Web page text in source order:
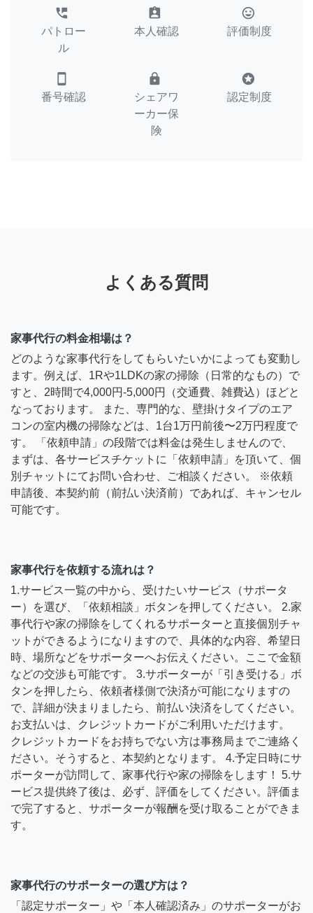
perm_phone_msg
パトロー
ル
assignment_ind
本人確認
tag_faces
評価制度
smartphone
番号確認
lock
シェアワ
ーカー保
険
stars
認定制度
よくある質問
家事代行の料金相場は？
どのような家事代行をしてもらいたいかによっても変動し
ます。例えば、1Rや1LDKの家の掃除（日常的なもの）で
すと、2時間で4,000円-5,000円（交通費、雑費込）ほどと
なっております。 また、専門的な、壁掛けタイプのエア
コンの室内機の掃除などは、1台1万円前後〜2万円程度で
す。 「依頼申請」の段階では料金は発生しませんので、
まずは、各サービスチケットに「依頼申請」を頂いて、個
別チャットにてお問い合わせ、ご相談ください。 ※依頼
申請後、本契約前（前払い決済前）であれば、キャンセル
可能です。
家事代行を依頼する流れは？
1.サービス一覧の中から、受けたいサービス（サポータ
ー）を選び、「依頼相談」ボタンを押してください。 2.家
事代行や家の掃除をしてくれるサポーターと直接個別チャ
ットができるようになりますので、具体的な内容、希望日
時、場所などをサポーターへお伝えください。ここで金額
などの交渉も可能です。 3.サポーターが「引き受ける」ボ
タンを押したら、依頼者様側で決済が可能になりますの
で、詳細が決まりましたら、前払い決済をしてください。
お支払いは、クレジットカードがご利用いただけます。
クレジットカードをお持ちでない方は事務局までご連絡く
ださい。そうすると、本契約となります。 4.予定日時にサ
ポーターが訪問して、家事代行や家の掃除をします！ 5.サ
ービス提供終了後は、必ず、評価をしてください。評価ま
で完了すると、サポーターが報酬を受け取ることができま
す。
家事代行のサポーターの選び方は？
「認定サポーター」や「本人確認済み」のサポーターがお